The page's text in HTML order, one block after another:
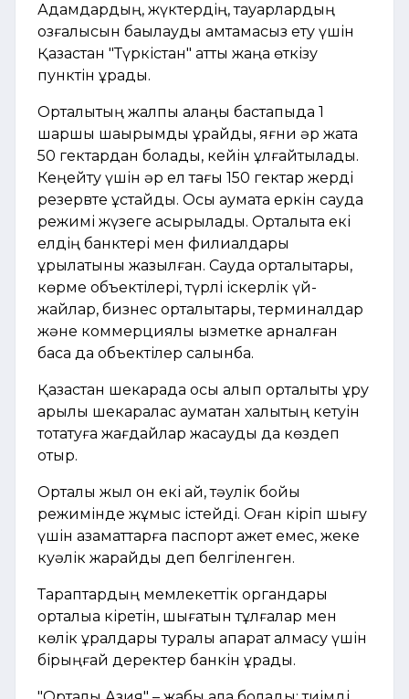
Адамдардың, жүктердің, тауарлардың
қозғалысын бақылауды қамтамасыз ету үшін
Қазақстан "Түркістан" атты жаңа өткізу
пунктін құрады.
Орталықтың жалпы алаңы бастапқыда 1
шаршы шақырымды құрайды, яғни әр жақта
50 гектардан болады, кейін ұлғайтылады.
Кеңейту үшін әр ел тағы 150 гектар жерді
резервте ұстайды. Осы аумақта еркін сауда
режимі жүзеге асырылады. Орталықта екі
елдің банктері мен филиалдары
құрылатыны жазылған. Сауда орталықтары,
көрме объектілері, түрлі іскерлік үй-
жайлар, бизнес орталықтары, терминалдар
және коммерциялық қызметке арналған
басқа да объектілер салынбақ.
Қазақстан шекарада осы алып орталықты құру
арқылы шекаралас аумақтан халықтың кетуін
тоқтатуға жағдайлар жасауды да көздеп
отыр.
Орталық жыл он екі ай, тәулік бойы
режимінде жұмыс істейді. Оған кіріп шығу
үшін азаматтарға паспорт қажет емес, жеке
куәлік жарайды деп белгіленген.
Тараптардың мемлекеттік органдары
орталыққа кіретін, шығатын тұлғалар мен
көлік құралдары туралы ақпарат алмасу үшін
бірыңғай деректер банкін құрады.